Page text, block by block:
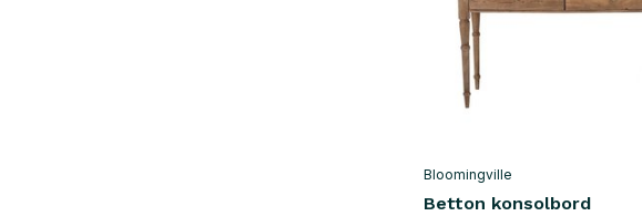
Bloomingville
Betton konsolbord